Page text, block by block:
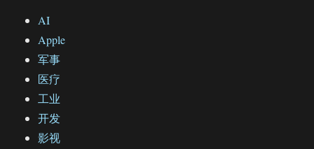
AI
Apple
军事
医疗
工业
开发
影视